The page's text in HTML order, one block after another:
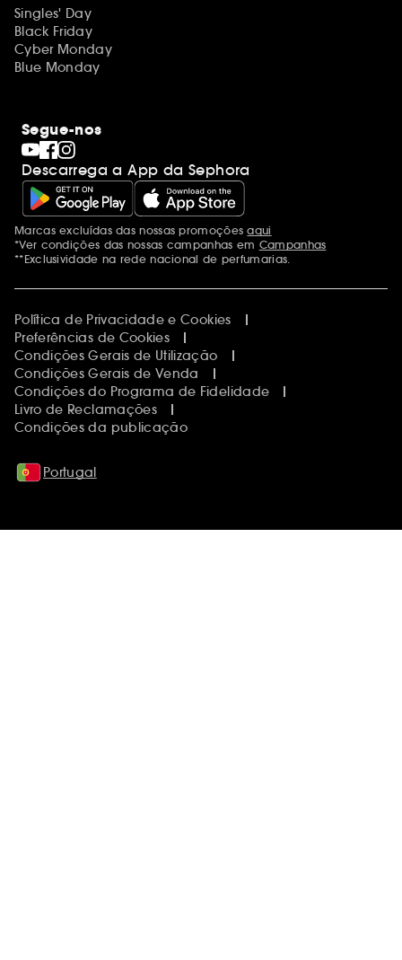
Singles' Day
Black Friday
Cyber Monday
Blue Monday
Segue-nos
Descarrega a App da Sephora
Menções adicionais
Marcas excluídas das nossas promoçõesaqui
*Ver condições das nossas campanhas em Campanhas
**Exclusividade na rede nacional de perfumarias.
Política de Privacidade e Cookies
Preferências de Cookies
Condições Gerais de Utilização
Condições Gerais de Venda
Condições do Programa de Fidelidade
Livro de Reclamações
Condições da publicação
Portugal